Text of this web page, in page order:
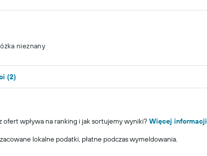
nieznany
(2)
ofert wpływa na ranking i jak sortujemy wyniki? Więcej informacji
lokalne podatki, płatne podczas wymeldowania.